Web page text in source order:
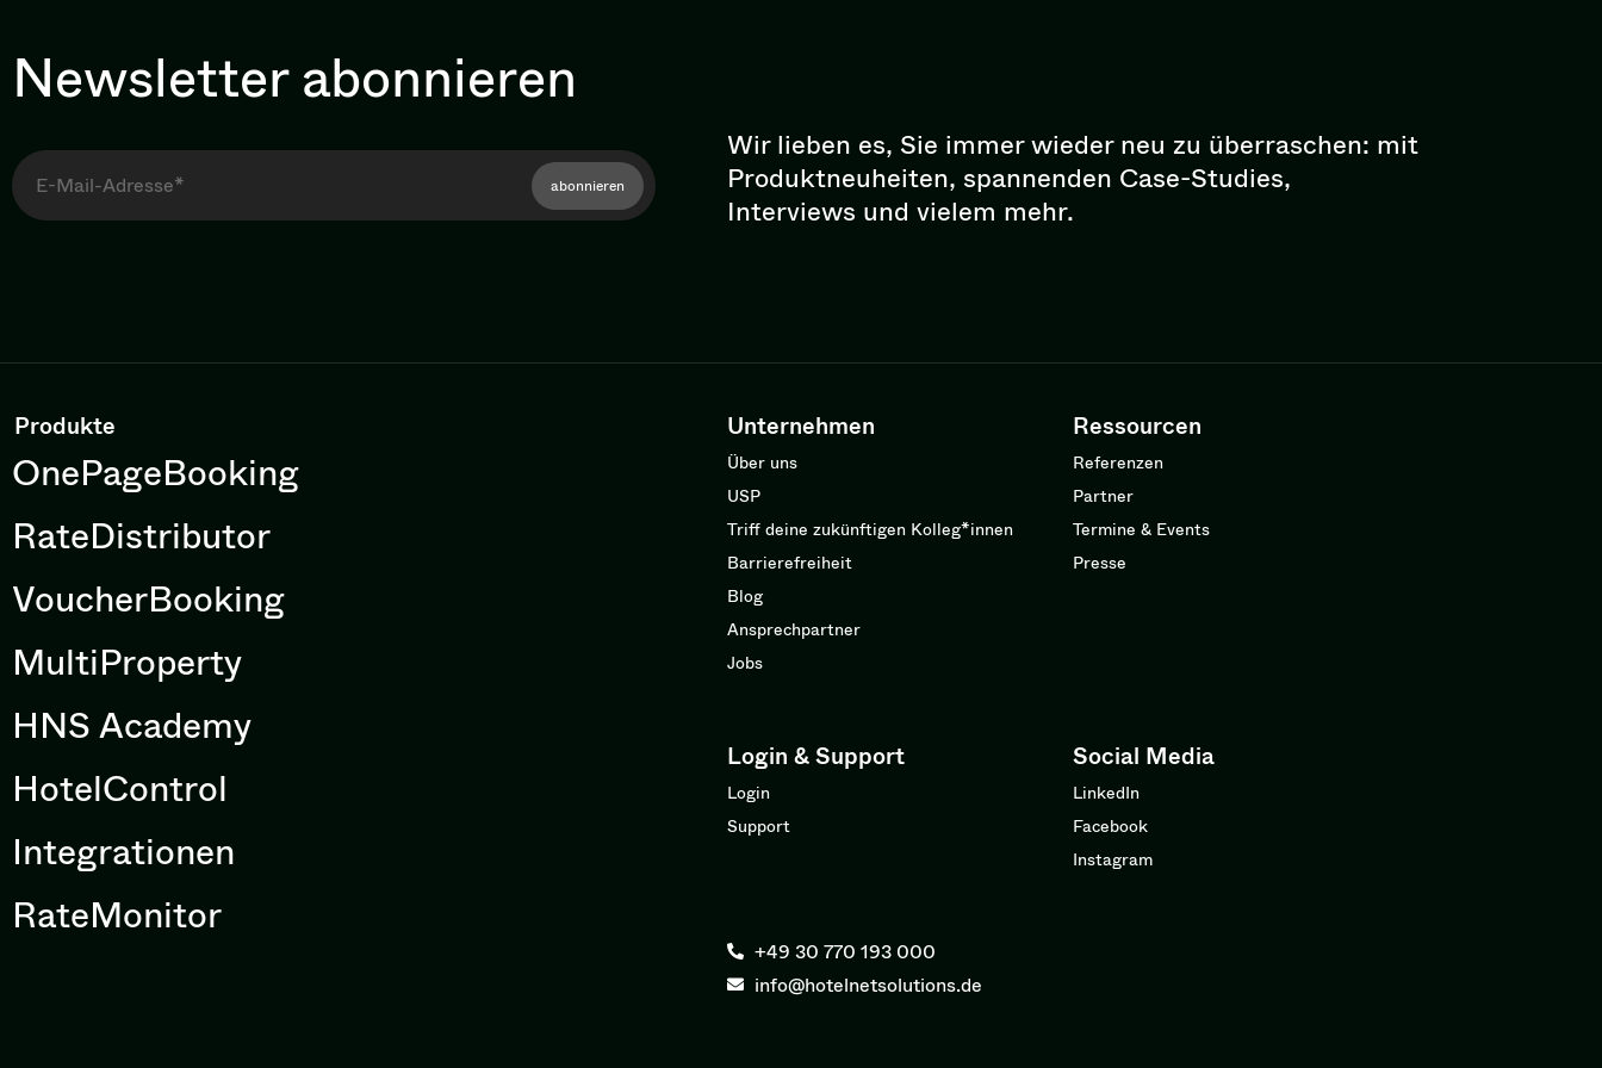
Newsletter abonnieren
abonnieren
Wir lieben es, Sie immer wieder neu zu überraschen: mit
Pro­dukt­neu­hei­ten, spannenden Case-Studies,
Interviews und vielem mehr.
Produkte
OnePageBooking
RateDistributor
VoucherBooking
MultiProperty
HNS Academy
HotelControl
Integrationen
RateMonitor
Unternehmen
Über uns
USP
Triff deine zukünftigen Kolleg*innen
Barrierefreiheit
Blog
Ansprechpartner
Jobs
Ressourcen
Referenzen
Partner
Termine & Events
Presse
Login & Support
Login
Support
Social Media
LinkedIn
Facebook
Instagram
+49 30 770 193 000
info@hotelnetsolutions.de